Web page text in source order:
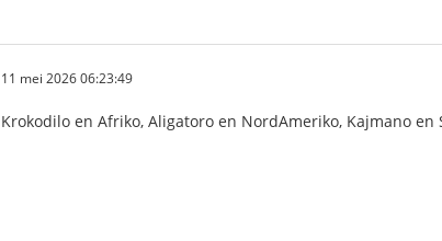
11 mei 2026 06:23:49
Krokodilo en Afriko, Aligatoro en NordAmeriko, Kajmano